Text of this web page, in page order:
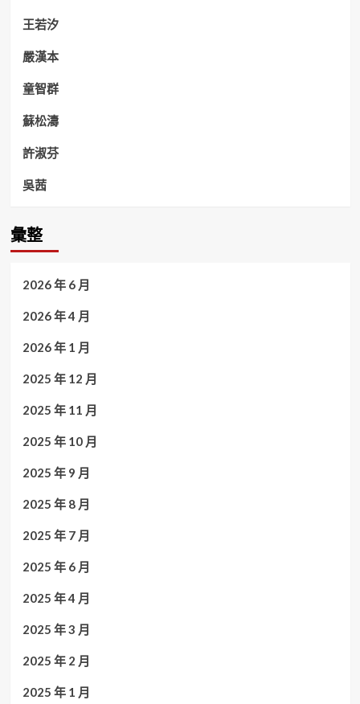
王若汐
嚴漢本
童智群
蘇松濤
許淑芬
吳茜
彙整
2026 年 6 月
2026 年 4 月
2026 年 1 月
2025 年 12 月
2025 年 11 月
2025 年 10 月
2025 年 9 月
2025 年 8 月
2025 年 7 月
2025 年 6 月
2025 年 4 月
2025 年 3 月
2025 年 2 月
2025 年 1 月